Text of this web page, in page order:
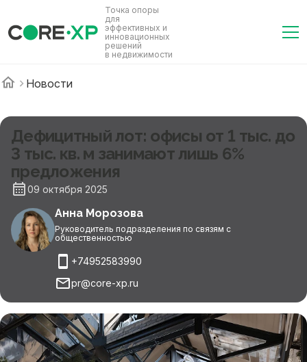
Точка опоры
для
эффективных и
инновационных
решений
в недвижимости
Новости
Дефицитный лот: офисы от 1 тыс. до
3 тыс. кв. м занимают лишь 6%
предложения
09 октября 2025
Анна Морозова
Руководитель подразделения по связям с
общественностью
+74952583990
pr@core-xp.ru